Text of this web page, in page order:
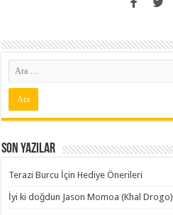
Son Yazılar
Terazi Burcu İçin Hediye Önerileri
İyi ki doğdun Jason Momoa (Khal Drogo)